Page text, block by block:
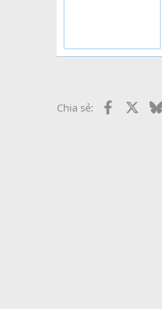
Chia sẻ: Facebook